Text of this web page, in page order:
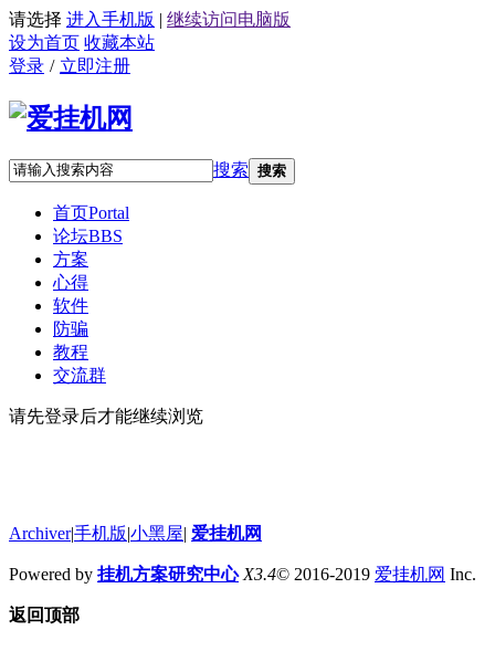
请选择 进入手机版 | 继续访问电脑版
设为首页 收藏本站
登录 / 立即注册
搜索 搜索
首页Portal
论坛BBS
方案
心得
软件
防骗
教程
交流群
请先登录后才能继续浏览
Archiver|手机版|小黑屋| 爱挂机网
Powered by 挂机方案研究中心 X3.4© 2016-2019 爱挂机网 Inc.
返回顶部